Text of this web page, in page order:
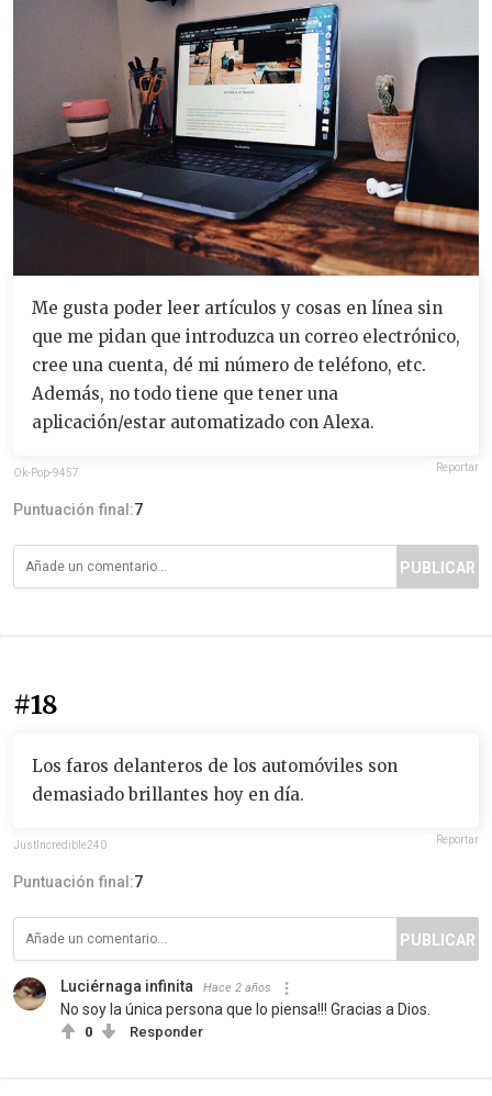
Me gusta poder leer artículos y cosas en línea sin
que me pidan que introduzca un correo electrónico,
cree una cuenta, dé mi número de teléfono, etc.
Además, no todo tiene que tener una
aplicación/estar automatizado con Alexa.
Ok-Pop-9457 Reportar
Puntuación final:7
PUBLICAR
#18
Los faros delanteros de los automóviles son
demasiado brillantes hoy en día.
JustIncredible240 Reportar
Puntuación final:7
PUBLICAR
Luciérnaga infinita Hace 2 años
No soy la única persona que lo piensa!!! Gracias a Dios.
0 Responder